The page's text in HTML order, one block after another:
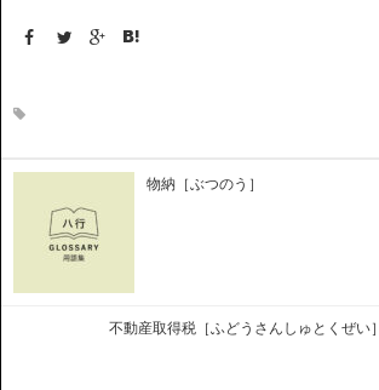
物納［ぶつのう］
不動産取得税［ふどうさんしゅとくぜい］